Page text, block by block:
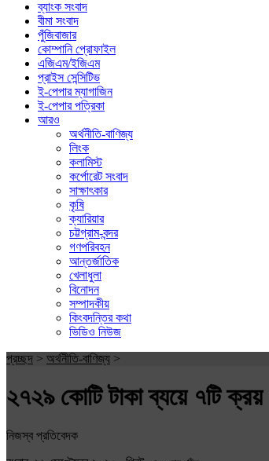
ব্যাংক সংবাদ
বীমা সংবাদ
পুঁজিবাজার
কোম্পানি প্রোফাইল
এজিএম/ইজিএম
প্রাইস সেন্সিটিভ
ই-পেপার ম্যাগাজিন
ই-পেপার পত্রিকা
আরও
অর্থনীতি-বাণিজ্য
লিংক
কলামিস্ট
কর্পোরেট সংবাদ
সাক্ষাৎকার
কৃষি
ক্যারিয়ার
চট্টগ্রাম-বন্দর
গণপরিবহন
আন্তর্জাতিক
খেলাধুলা
বিনোদন
সম্পাদকীয়
কিংবদন্তির কথা
ভিডিও নিউজ
প্রচ্ছদ > অর্থনীতি-বাণিজ্য >
২৭২৯ কোটি টাকা ব্যয়ে ৭টি
নিজস্ব প্রতিবেদক